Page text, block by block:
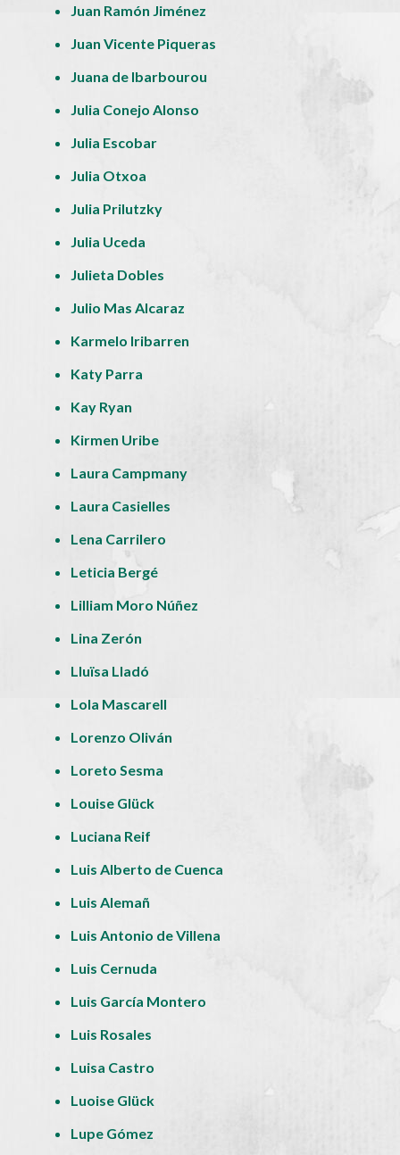
Juan Ramón Jiménez
Juan Vicente Piqueras
Juana de Ibarbourou
Julia Conejo Alonso
Julia Escobar
Julia Otxoa
Julia Prilutzky
Julia Uceda
Julieta Dobles
Julio Mas Alcaraz
Karmelo Iribarren
Katy Parra
Kay Ryan
Kirmen Uribe
Laura Campmany
Laura Casielles
Lena Carrilero
Leticia Bergé
Lilliam Moro Núñez
Lina Zerón
Lluïsa Lladó
Lola Mascarell
Lorenzo Oliván
Loreto Sesma
Louise Glück
Luciana Reif
Luis Alberto de Cuenca
Luis Alemañ
Luis Antonio de Villena
Luis Cernuda
Luis García Montero
Luis Rosales
Luisa Castro
Luoise Glück
Lupe Gómez